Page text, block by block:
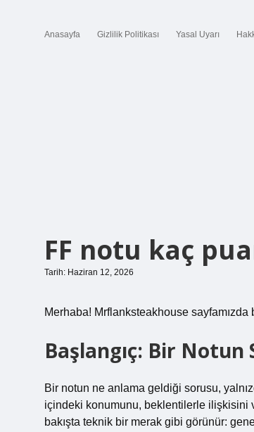
Anasayfa Gizlilik Politikası Yasal Uyarı
FF notu kaç
Tarih: Haziran 12, 2026
Merhaba! Mrflanksteakhouse
Başlangıç: Bir
Bir notun ne anlama geldiği sorusu,
içindeki konumunu, beklentilerle ilişkisini
bakışta teknik bir merak gibi görünür: